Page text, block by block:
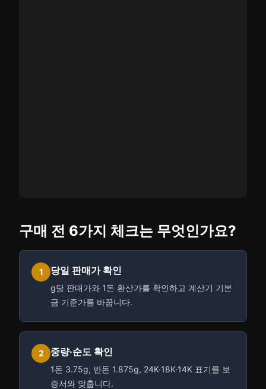
구매 전 6가지 체크는 무엇인가요?
1 당일 판매가 확인
g당 판매가와 1돈 환산가를 확인하고 계산기 기본
금 기준가를 바꿉니다.
2 중량·순도 확인
1돈 3.75g, 반돈 1.875g, 24K·18K·14K 표기를 보
증서와 맞춥니다.